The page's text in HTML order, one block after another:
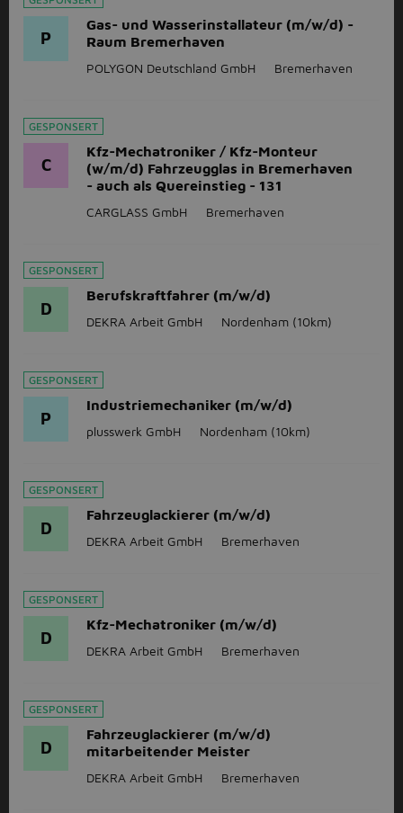
P
Gas- und Wasserinstallateur (m/w/d) -
Raum Bremerhaven
POLYGON Deutschland GmbH Bremerhaven
GESPONSERT
C
Kfz-Mechatroniker / Kfz-Monteur
(w/m/d) Fahrzeugglas in Bremerhaven
- auch als Quereinstieg - 131
CARGLASS GmbH Bremerhaven
GESPONSERT
D
Berufskraftfahrer (m/w/d)
DEKRA Arbeit GmbH Nordenham (10km)
GESPONSERT
P
Industriemechaniker (m/w/d)
plusswerk GmbH Nordenham (10km)
GESPONSERT
D
Fahrzeuglackierer (m/w/d)
DEKRA Arbeit GmbH Bremerhaven
GESPONSERT
D
Kfz-Mechatroniker (m/w/d)
DEKRA Arbeit GmbH Bremerhaven
GESPONSERT
D
Fahrzeuglackierer (m/w/d)
mitarbeitender Meister
DEKRA Arbeit GmbH Bremerhaven